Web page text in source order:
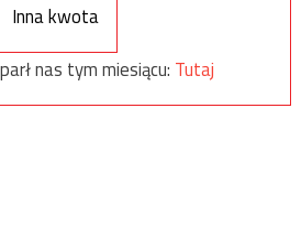
Inna kwota
nas tym miesiącu: Tutaj